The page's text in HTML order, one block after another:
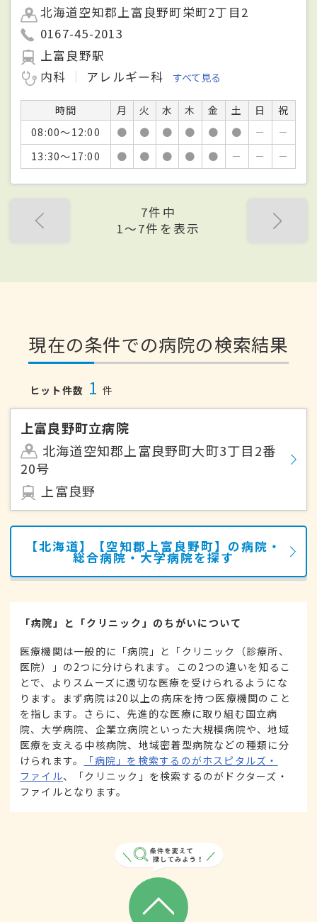
北海道空知郡上富良野町栄町2丁目2
0167-45-2013
上富良野駅
内科
アレルギー科 すべて見る
時間 月 火 水 木 金 土 日
祝
08:00～12:00
● ● ● ● ● ● －
－
13:30～17:00
● ● ● ● ● － － －
7件中
1〜7件を表示
現在の条件での病院の検索結果
ヒット件数 1 件
上富良野町立病院
北海道空知郡上富良野町大町3丁目2番
20号
上富良野
【北海道】【空知郡上富良野町】の病院・
総合病院・大学病院を探す
「病院」と「クリニック」のちがいについて
医療機関は一般的に「病院」と「クリニック（診療所、
医院）」の2つに分けられます。この2つの違いを知るこ
とで、よりスムーズに適切な医療を受けられるようにな
ります。まず病院は20以上の病床を持つ医療機関のこと
を指します。さらに、先進的な医療に取り組む国立病
院、大学病院、企業立病院といった大規模病院や、地域
医療を支える中核病院、地域密着型病院などの種類に分
けられます。
「病院」を検索するのがホスピタルズ・
ファイル、「クリニック」を検索するのがドクターズ・
ファイルとなります。